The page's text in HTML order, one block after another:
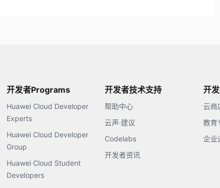
开发者Programs
Huawei Cloud Developer
Experts
Huawei Cloud Developer
Group
Huawei Cloud Student
Developers
开发者技术支持
帮助中心
云声·建议
Codelabs
开发者资讯
开
云商
教育
企业